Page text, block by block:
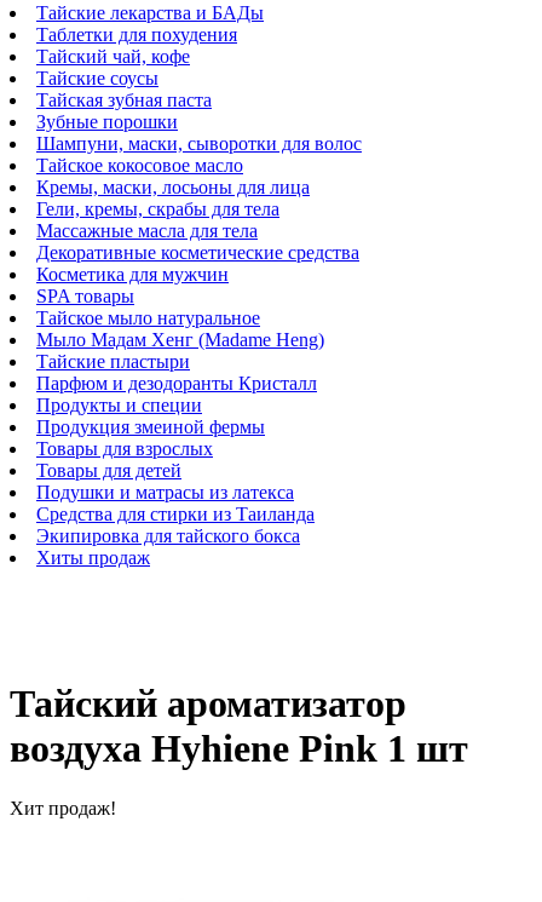
Тайские лекарства и БАДы
Таблетки для похудения
Тайский чай, кофе
Тайские соусы
Тайская зубная паста
Зубные порошки
Шампуни, маски, сыворотки для волос
Тайское кокосовое масло
Кремы, маски, лосьоны для лица
Гели, кремы, скрабы для тела
Массажные масла для тела
Декоративные косметические средства
Косметика для мужчин
SPA товары
Тайское мыло натуральное
Мыло Мадам Хенг (Madame Heng)
Тайские пластыри
Парфюм и дезодоранты Кристалл
Продукты и специи
Продукция змеиной фермы
Товары для взрослых
Товары для детей
Подушки и матрасы из латекса
Средства для стирки из Таиланда
Экипировка для тайского бокса
Хиты продаж
Тайский ароматизатор
воздуха Hyhiene Pink 1 шт
Хит продаж!